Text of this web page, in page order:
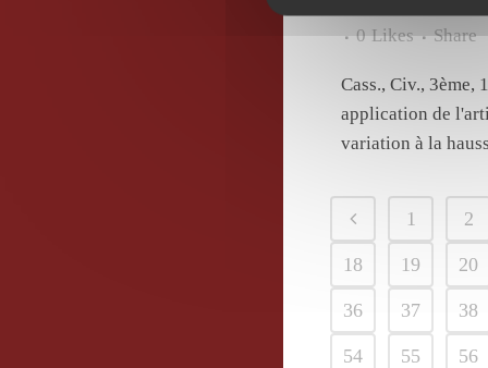
0 Likes Share
Cass., Civ.,
application de
variation à la
1 2
18 19 20
36 37 38
54 55 56